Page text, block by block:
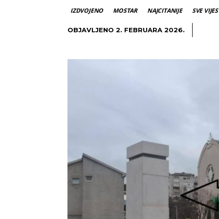
IZDVOJENO MOSTAR NAJCITANIJE SVE
OBJAVLJENO 2. FEBRUARA 2026.